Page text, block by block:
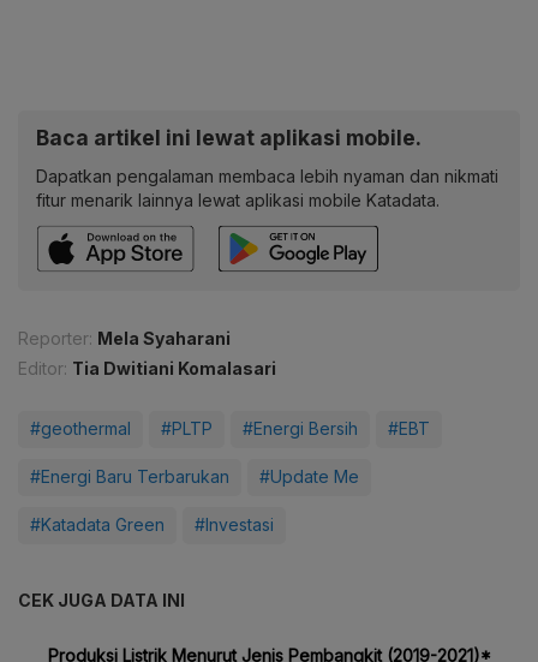
Baca artikel ini lewat aplikasi mobile.
Dapatkan pengalaman membaca lebih nyaman dan nikmati
fitur menarik lainnya lewat aplikasi mobile Katadata.
Reporter: Mela Syaharani
Editor: Tia Dwitiani Komalasari
#geothermal #PLTP #Energi Bersih #EBT
#Energi Baru Terbarukan #Update Me
#Katadata Green #Investasi
CEK JUGA DATA INI